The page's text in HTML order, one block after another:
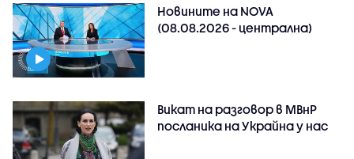
Новините на NOVA
(08.08.2026 - централна)
Викат на разговор в МВнР
посланика на Украйна у нас